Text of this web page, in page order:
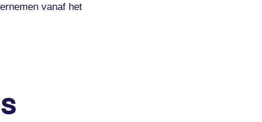
vanaf het